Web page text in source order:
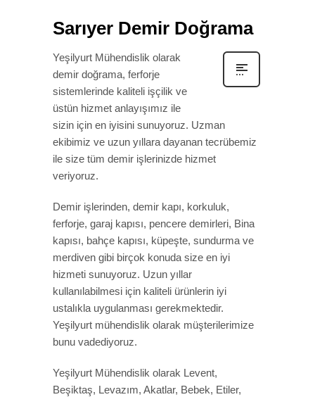
Sarıyer Demir Doğrama
Yeşilyurt Mühendislik olarak
demir doğrama, ferforje
sistemlerinde kaliteli işçilik ve
üstün hizmet anlayışımız ile
sizin için en iyisini sunuyoruz. Uzman
ekibimiz ve uzun yıllara dayanan tecrübemiz
ile size tüm demir işlerinizde hizmet
veriyoruz.
Demir işlerinden, demir kapı, korkuluk,
ferforje, garaj kapısı, pencere demirleri, Bina
kapısı, bahçe kapısı, küpeşte, sundurma ve
merdiven gibi birçok konuda size en iyi
hizmeti sunuyoruz. Uzun yıllar
kullanılabilmesi için kaliteli ürünlerin iyi
ustalıkla uygulanması gerekmektedir.
Yeşilyurt mühendislik olarak müşterilerimize
bunu vadediyoruz.
Yeşilyurt Mühendislik olarak Levent,
Beşiktaş, Levazım, Akatlar, Bebek, Etiler,